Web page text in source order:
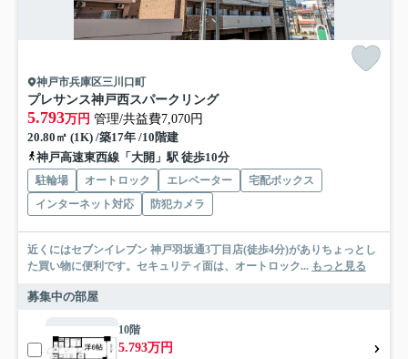
神戸市兵庫区三川口町
プレサンス神戸西スパークリング
5.793万円 管理/共益費7,070円
20.80㎡ (1K) /築17年 /10階建
神戸高速東西線「大開」駅 徒歩10分
駐輪場 オートロック エレベーター
宅配ボックス
インターネット対応
防犯カメラ
近くにはセブンイレブン 神戸羽坂通3丁目店(徒歩4分)がありちょっとし
た買い物に便利です。セキュリティ面は、オートロック... もっと見る
募集中の部屋
10階
5.793万円